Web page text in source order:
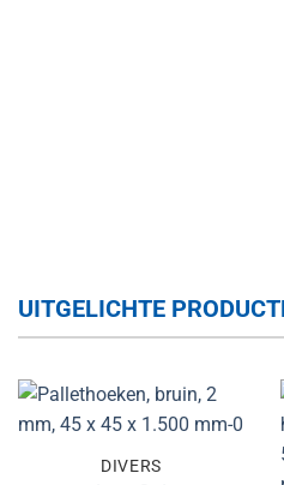
UITGELICHTE
Toevoegen
DIVERS